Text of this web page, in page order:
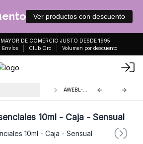
Ver productos con descuento
DE COMERCIO JUSTO DESDE 1995
Envíos Club Oro Volumen por descuento
AWEBL-08
10ml - Caja - Sensual